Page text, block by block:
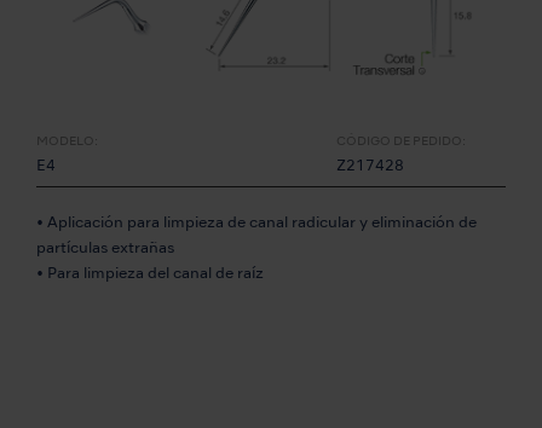
MODELO:
E4
CÓDIGO DE PEDIDO:
Z217428
• Aplicación para limpieza de canal radicular y eliminación de
partículas extrañas
• Para limpieza del canal de raíz